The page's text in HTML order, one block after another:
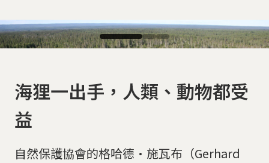
海狸一出手，人類、動物都受
益
自然保護協會的格哈德·施瓦布（Gerhard